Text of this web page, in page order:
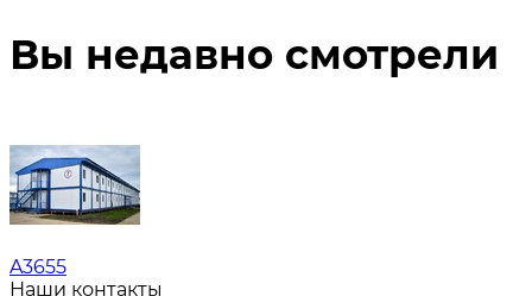
Вы недавно смотрели
A3655
Наши контакты